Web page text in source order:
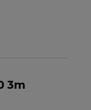
3m